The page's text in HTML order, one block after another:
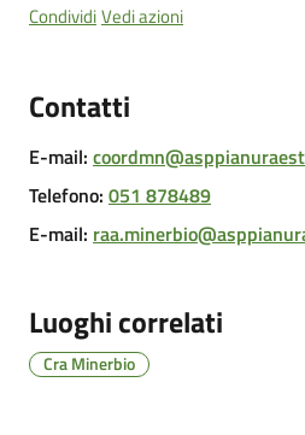
e
contatti
l'ASP
CondividiVedi azioni
Contatti
E-mail:
Telefono: 051 878489
E-mail:
Luoghi correlati
Cra Minerbio